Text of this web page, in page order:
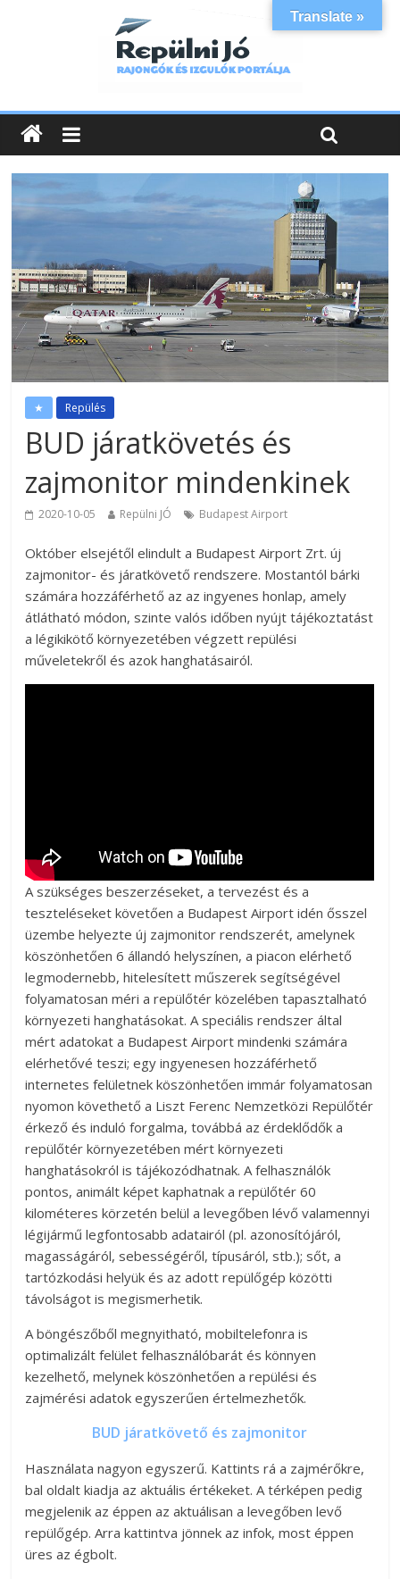
★ Repülés
BUD járatkövetés és
zajmonitor mindenkinek
2020-10-05 Repülni JÓ Budapest Airport
Október elsejétől elindult a Budapest Airport Zrt. új
zajmonitor- és járatkövető rendszere. Mostantól bárki
számára hozzáférhető az az ingyenes honlap, amely
átlátható módon, szinte valós időben nyújt tájékoztatást
a légikikötő környezetében végzett repülési
műveletekről és azok hanghatásairól.
A szükséges beszerzéseket, a tervezést és a
teszteléseket követően a Budapest Airport idén ősszel
üzembe helyezte új zajmonitor rendszerét, amelynek
köszönhetően 6 állandó helyszínen, a piacon elérhető
legmodernebb, hitelesített műszerek segítségével
folyamatosan méri a repülőtér közelében tapasztalható
környezeti hanghatásokat. A speciális rendszer által
mért adatokat a Budapest Airport mindenki számára
elérhetővé teszi; egy ingyenesen hozzáférhető
internetes felületnek köszönhetően immár folyamatosan
nyomon követhető a Liszt Ferenc Nemzetközi Repülőtér
érkező és induló forgalma, továbbá az érdeklődők a
repülőtér környezetében mért környezeti
hanghatásokról is tájékozódhatnak. A felhasználók
pontos, animált képet kaphatnak a repülőtér 60
kilométeres körzetén belül a levegőben lévő valamennyi
légijármű legfontosabb adatairól (pl. azonosítójáról,
magasságáról, sebességéről, típusáról, stb.); sőt, a
tartózkodási helyük és az adott repülőgép közötti
távolságot is megismerhetik.
A böngészőből megnyitható, mobiltelefonra is
optimalizált felület felhasználóbarát és könnyen
kezelhető, melynek köszönhetően a repülési és
zajmérési adatok egyszerűen értelmezhetők.
BUD járatkövető és zajmonitor
Használata nagyon egyszerű. Kattints rá a zajmérőkre,
bal oldalt kiadja az aktuális értékeket. A térképen pedig
megjelenik az éppen az aktuálisan a levegőben levő
repülőgép. Arra kattintva jönnek az infok, most éppen
üres az égbolt.
Translate »